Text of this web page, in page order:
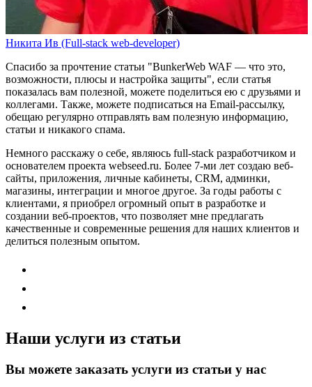
Никита Ив (Full-stack web-developer)
Спасибо за прочтение статьи "BunkerWeb WAF — что это,
возможности, плюсы и настройка защиты", если статья
показалась вам полезной, можете поделиться ею с друзьями и
коллегами. Также, можете подписаться на Email-рассылку,
обещаю регулярно отправлять вам полезную информацию,
статьи и никакого спама.
Немного расскажу о себе, являюсь full-stack разработчиком и
основателем проекта webseed.ru. Более 7-ми лет создаю веб-
сайты, приложения, личные кабинеты, CRM, админки,
магазины, интеграции и многое другое. За годы работы с
клиентами, я приобрел огромный опыт в разработке и
создании веб-проектов, что позволяет мне предлагать
качественные и современные решения для наших клиентов и
делиться полезным опытом.
Наши услуги из статьи
Вы можете заказать услуги из статьи у нас